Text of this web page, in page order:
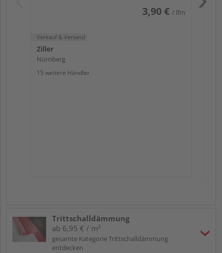
3,90 € / lfm
Verkauf & Versand
Ziller
Nürnberg
15 weitere Händler
Trittschalldämmung
ab 6,95 € / m²
gesamte Kategorie Trittschalldämmung
entdecken